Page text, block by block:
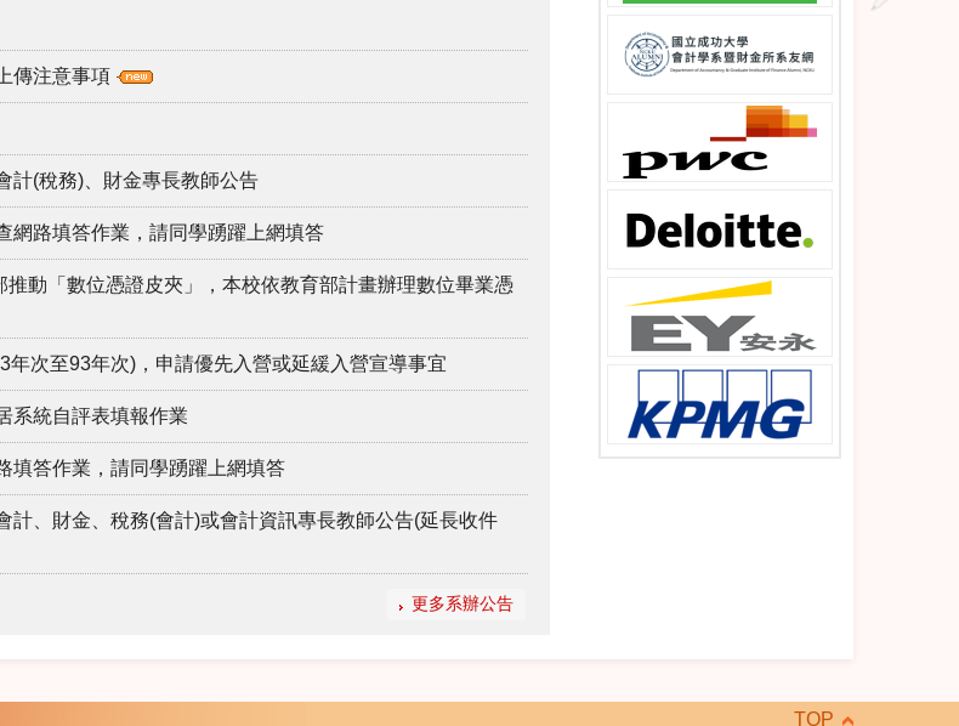
傳注意事項
計(稅務)、財金專長教師公告
網路填答作業，請同學踴躍上網填答
推動「數位憑證皮夾」，本校依教育部計畫辦理數位畢業憑
年次至93年次)，申請優先入營或延緩入營宣導事宜
系統自評表填報作業
填答作業，請同學踴躍上網填答
計、財金、稅務(會計)或會計資訊專長教師公告(延長收件
更多系辦公告
TOP